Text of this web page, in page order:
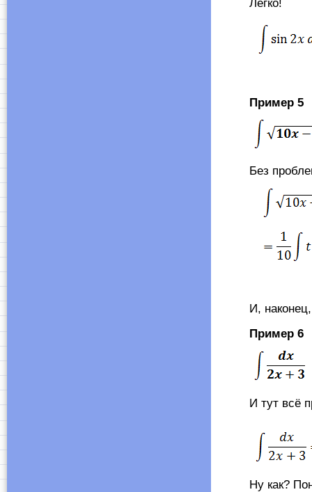
Легко!
Пример 5
Без
И, наконец,
Пример 6
И тут всё
Ну как?